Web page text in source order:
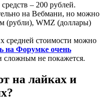
– 200 рублей.
на Вебмани, но можно
(рубли), WMZ (доллары)
средней стоимости можно
на Форумке очень
сложным не покажется.
на лайках и